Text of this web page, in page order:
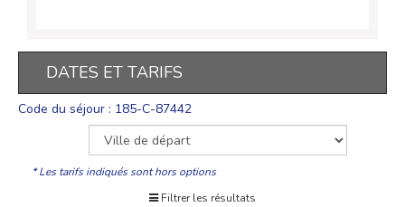
DATES ET TARIFS
Code du séjour : 185-C-87442
* Les tarifs indiqués sont hors options
Filtrer les résultats